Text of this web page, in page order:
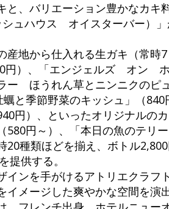
と、バリエーション豊かなカキ
シュハウス オイスターバー）
産地から仕入れる生ガキ（常時
円）、「エンジェルズ オン
ー ほうれん草とニンニクのピ
蠣と季節野菜のキッシュ」（
円）、といったオリジナルの
580円～）、「本日の魚のテリ
20種類ほどを揃え、ボトル
提供する。
インを手がけるアトリエクラフ
メージした爽やかな空間を演